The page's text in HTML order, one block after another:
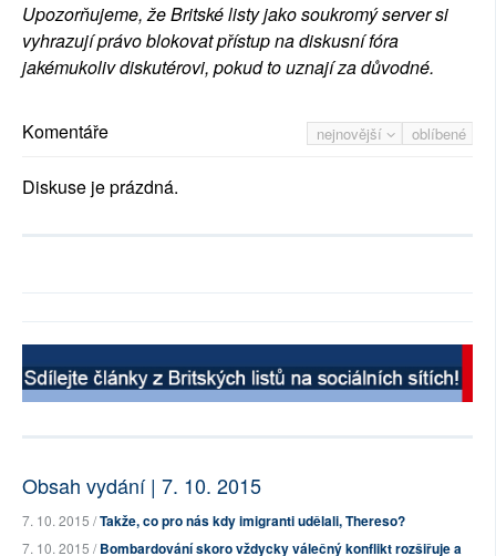
Upozorňujeme, že Britské listy jako soukromý server si
vyhrazují právo blokovat přístup na diskusní fóra
jakémukoliv diskutérovi, pokud to uznají za důvodné.
nejnovější oblíbené
Komentáře
Diskuse je prázdná.
Obsah vydání | 7. 10. 2015
7. 10. 2015 /Takže, co pro nás kdy imigranti udělali, Thereso?
7. 10. 2015 /Bombardování skoro vždycky válečný konflikt rozšiřuje a